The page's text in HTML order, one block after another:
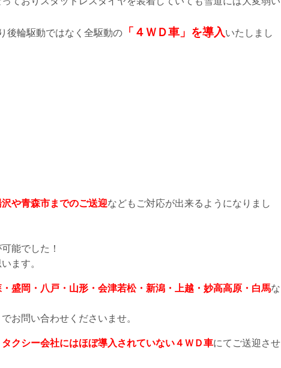
後輪駆動ではなく全駆動の
「４ＷＤ車」を導入いたしまし
や青森市までのご送迎などもご対応が出来るようになりまし
能でした！
ます。
盛岡・八戸・山形・会津若松・新潟・上越・妙高高原・白馬な
お問い合わせくださいませ。
クシー会社にはほぼ導入されていない４ＷＤ車にてご送迎させ